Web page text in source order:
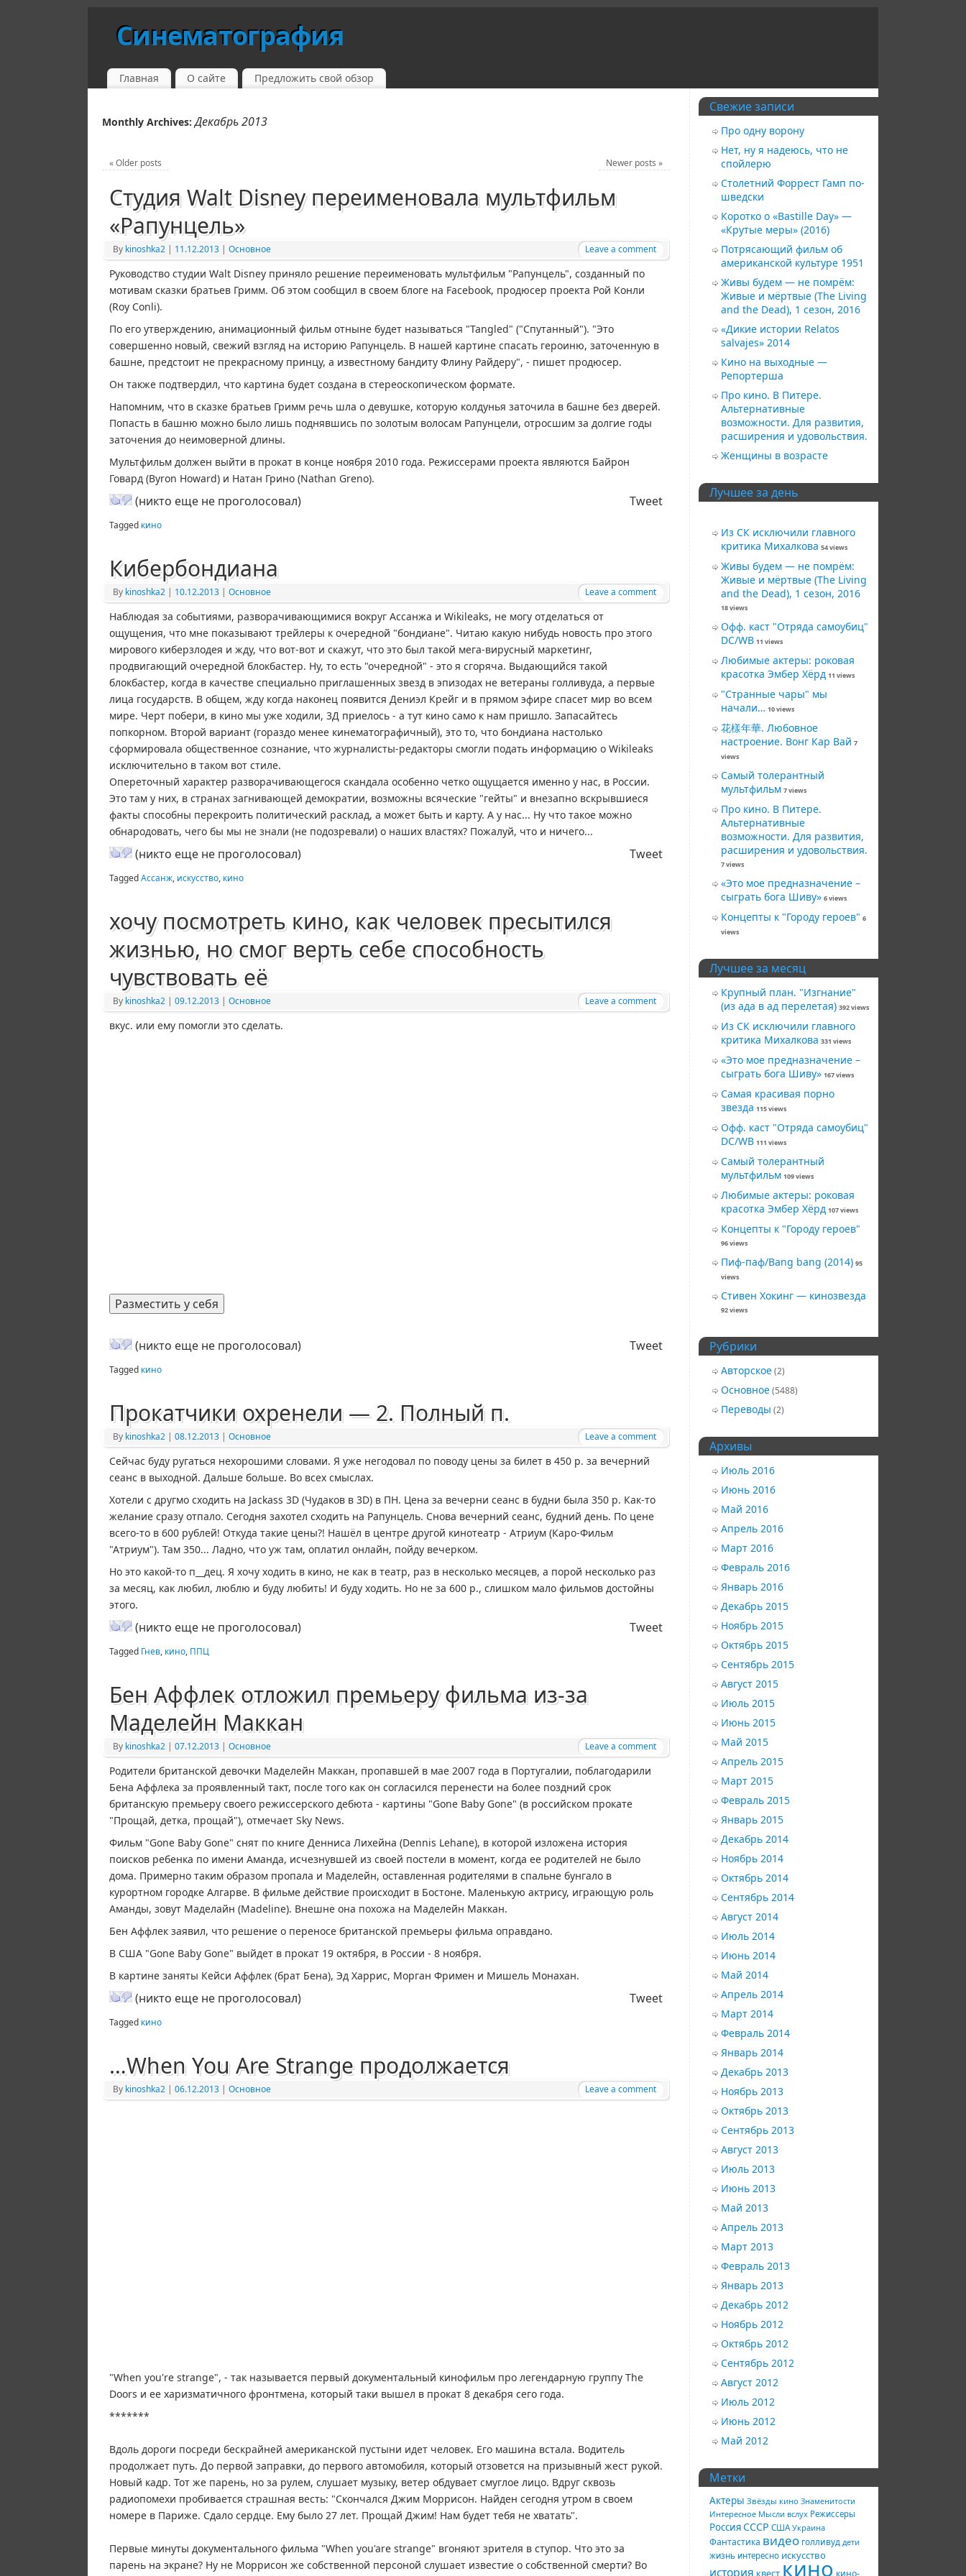
Синематография
Главная О сайте Предложить свой обзор
Monthly Archives: Декабрь 2013
«Older posts Newer posts »
Студия Walt Disney переименовала мультфильм
«Рапунцель»
By kinoshka2 | 11.12.2013 | Основное Leave a comment
Руководство студии Walt Disney приняло решение переименовать мультфильм "Рапунцель", созданный по
мотивам сказки братьев Гримм. Об этом сообщил в своем блоге на Facebook, продюсер проекта Рой Конли
(Roy Conli).
По его утверждению, анимационный фильм отныне будет называться "Tangled" ("Спутанный"). "Это
совершенно новый, свежий взгляд на историю Рапунцель. В нашей картине спасать героиню, заточенную в
башне, предстоит не прекрасному принцу, а известному бандиту Флину Райдеру", - пишет продюсер.
Он также подтвердил, что картина будет создана в стереоскопическом формате.
Напомним, что в сказке братьев Гримм речь шла о девушке, которую колдунья заточила в башне без дверей.
Попасть в башню можно было лишь поднявшись по золотым волосам Рапунцели, отросшим за долгие годы
заточения до неимоверной длины.
Мультфильм должен выйти в прокат в конце ноября 2010 года. Режиссерами проекта являются Байрон
Говард (Byron Howard) и Натан Грино (Nathan Greno).
Tweet
(никто еще не проголосовал)
Tagged кино
Кибербондиана
By kinoshka2 | 10.12.2013 | Основное Leave a comment
Наблюдая за событиями, разворачивающимися вокруг Ассанжа и Wikileaks, не могу отделаться от
ощущения, что мне показывают трейлеры к очередной "бондиане". Читаю какую нибудь новость про этого
мирового киберзлодея и жду, что вот-вот и скажут, что это был такой мега-вирусный маркетинг,
продвигающий очередной блокбастер. Ну, то есть "очередной" - это я сгоряча. Выдающийся такой
блокбастер, когда в качестве специально приглашенных звезд в эпизодах не ветераны голливуда, а первые
лица государств. В общем, жду когда наконец появится Дениэл Крейг и в прямом эфире спасет мир во всем
мире. Черт побери, в кино мы уже ходили, 3Д приелось - а тут кино само к нам пришло. Запасайтесь
попкорном. Второй вариант (гораздо менее кинематографичный), это то, что бондиана настолько
сформировала общественное сознание, что журналисты-редакторы смогли подать информацию о Wikileaks
исключительно в таком вот стиле.
Опереточный характер разворачивающегося скандала особенно четко ощущается именно у нас, в России.
Это там у них, в странах загнивающей демократии, возможны всяческие "гейты" и внезапно вскрывшиеся
факты способны перекроить политический расклад, а может быть и карту. А у нас... Ну что такое можно
обнародовать, чего бы мы не знали (не подозревали) о наших властях? Пожалуй, что и ничего...
Tweet
(никто еще не проголосовал)
TaggedАссанж, искусство, кино
хочу посмотреть кино, как человек пресытился
жизнью, но смог верть себе способность
чувствовать её
By kinoshka2 | 09.12.2013 | Основное Leave a comment
вкус. или ему помогли это сделать.
Tweet
(никто еще не проголосовал)
Tagged кино
Прокатчики охренели — 2. Полный п.
By kinoshka2 | 08.12.2013 | Основное Leave a comment
Сейчас буду ругаться нехорошими словами. Я уже негодовал по поводу цены за билет в 450 р. за вечерний
сеанс в выходной. Дальше больше. Во всех смыслах.
Хотели с другмо сходить на Jackass 3D (Чудаков в 3D) в ПН. Цена за вечерни сеанс в будни была 350 р. Как-то
желание сразу отпало. Сегодня захотел сходить на Рапунцель. Снова вечерний сеанс, будний день. По цене
всего-то в 600 рублей! Откуда такие цены?! Нашёл в центре другой кинотеатр - Атриум (Каро-Фильм
"Атриум"). Там 350... Ладно, что уж там, оплатил онлайн, пойду вечерком.
Но это какой-то п__дец. Я хочу ходить в кино, не как в театр, раз в несколько месяцев, а порой несколько раз
за месяц, как любил, люблю и буду любить! И буду ходить. Но не за 600 р., слишком мало фильмов достойны
этого.
Tweet
(никто еще не проголосовал)
Tagged Гнев, кино, ППЦ
Бен Аффлек отложил премьеру фильма из-за
Маделейн Маккан
By kinoshka2 | 07.12.2013 | Основное Leave a comment
Родители британской девочки Маделейн Маккан, пропавшей в мае 2007 года в Португалии, поблагодарили
Бена Аффлека за проявленный такт, после того как он согласился перенести на более поздний срок
британскую премьеру своего режиссерского дебюта - картины "Gone Baby Gone" (в российском прокате
"Прощай, детка, прощай"), отмечает Sky News.
Фильм "Gone Baby Gone" снят по книге Денниса Лихейна (Dennis Lehane), в которой изложена история
поисков ребенка по имени Аманда, исчезнувшей из своей постели в момент, когда ее родителей не было
дома. Примерно таким образом пропала и Маделейн, оставленная родителями в спальне бунгало в
курортном городке Алгарве. В фильме действие происходит в Бостоне. Маленькую актрису, играющую роль
Аманды, зовут Маделайн (Madeline). Внешне она похожа на Маделейн Маккан.
Бен Аффлек заявил, что решение о переносе британской премьеры фильма оправдано.
В США "Gone Baby Gone" выйдет в прокат 19 октября, в России - 8 ноября.
В картине заняты Кейси Аффлек (брат Бена), Эд Харрис, Морган Фримен и Мишель Монахан.
Tweet
(никто еще не проголосовал)
Tagged кино
…When You Are Strange продолжается
By kinoshka2 | 06.12.2013 | Основное Leave a comment
"When you're strange", - так называется первый документальный кинофильм про легендарную группу The
Doors и ее харизматичного фронтмена, который таки вышел в прокат 8 декабря сего года.
*******
Вдоль дороги посреди бескрайней американской пустыни идет человек. Его машина встала. Водитель
продолжает путь. До первой заправки, до первого автомобиля, который отзовется на призывный жест рукой.
Новый кадр. Тот же парень, но за рулем, слушает музыку, ветер обдувает смуглое лицо. Вдруг сквозь
радиопомехи пробивается страшная весть: "Скончался Джим Моррисон. Найден сегодня утром в своем
номере в Париже. Сдало сердце. Ему было 27 лет. Прощай Джим! Нам будет тебя не хватать".
Первые минуты документального фильма "When you'are strange" вгоняют зрителя в ступор. Что это за
парень на экране? Ну не Моррисон же собственной персоной слушает известие о собственной смерти? Во
Свежие записи
Про одну ворону
Нет, ну я надеюсь, что не
спойлерю
Столетний Форрест Гамп по-
шведски
Коротко о «Bastille Day» —
«Крутые меры» (2016)
Потрясающий фильм об
американской культуре 1951
Живы будем — не помрём:
Живые и мёртвые (The Living
and the Dead), 1 сезон, 2016
«Дикие истории Relatos
salvajes» 2014
Кино на выходные —
Репортерша
Про кино. В Питере.
Альтернативные
возможности. Для развития,
расширения и удовольствия.
Женщины в возрасте
Лучшее за день
Из СК исключили главного
критика Михалкова 54 views
Живы будем — не помрём:
Живые и мёртвые (The Living
and the Dead), 1 сезон, 2016
18 views
Офф. каст "Отряда самоубиц"
DC/WB 11 views
Любимые актеры: роковая
красотка Эмбер Хёрд 11 views
"Странные чары" мы
начали… 10 views
花樣年華. Любовное
настроение. Вонг Кар Вай 7
views
Самый толерантный
мультфильм 7 views
Про кино. В Питере.
Альтернативные
возможности. Для развития,
расширения и удовольствия.
7 views
«Это мое предназначение –
сыграть бога Шиву» 6 views
Концепты к "Городу героев" 6
views
Лучшее за месяц
Крупный план. "Изгнание"
(из ада в ад перелетая) 392 views
Из СК исключили главного
критика Михалкова 331 views
«Это мое предназначение –
сыграть бога Шиву» 167 views
Самая красивая порно
звезда 115 views
Офф. каст "Отряда самоубиц"
DC/WB 111 views
Самый толерантный
мультфильм 109 views
Любимые актеры: роковая
красотка Эмбер Хёрд 107 views
Концепты к "Городу героев"
96 views
Пиф-паф/Bang bang (2014) 95
views
Стивен Хокинг — кинозвезда
92 views
Рубрики
Авторское(2)
Основное(5488)
Переводы (2)
Архивы
Июль 2016
Июнь 2016
Май 2016
Апрель 2016
Март 2016
Февраль 2016
Январь 2016
Декабрь 2015
Ноябрь 2015
Октябрь 2015
Сентябрь 2015
Август 2015
Июль 2015
Июнь 2015
Май 2015
Апрель 2015
Март 2015
Февраль 2015
Январь 2015
Декабрь 2014
Ноябрь 2014
Октябрь 2014
Сентябрь 2014
Август 2014
Июль 2014
Июнь 2014
Май 2014
Апрель 2014
Март 2014
Февраль 2014
Январь 2014
Декабрь 2013
Ноябрь 2013
Октябрь 2013
Сентябрь 2013
Август 2013
Июль 2013
Июнь 2013
Май 2013
Апрель 2013
Март 2013
Февраль 2013
Январь 2013
Декабрь 2012
Ноябрь 2012
Октябрь 2012
Сентябрь 2012
Август 2012
Июль 2012
Июнь 2012
Май 2012
Метки
Актеры Звёзды кино Знаменитости
Интересное Мысли вслух Режиссеры
Россия СССР США Украина
Фантастика видео голливуд дети
жизнь интересно искусство
история квесткино кино-